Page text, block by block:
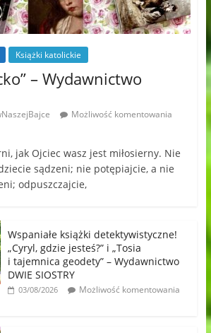
Książki katolickie
– Wydawnictwo
Możliwość komentowania
jak Ojciec wasz jest miłosierny. Nie
sądzeni; nie potępiajcie, a nie
odpuszczajcie,
Wspaniałe książki detektywistyczne!
„Cyryl, gdzie jesteś?” i „Tosia
i tajemnica geodety” – Wydawnictwo
DWIE SIOSTRY
03/08/2026
Możliwość komentowania